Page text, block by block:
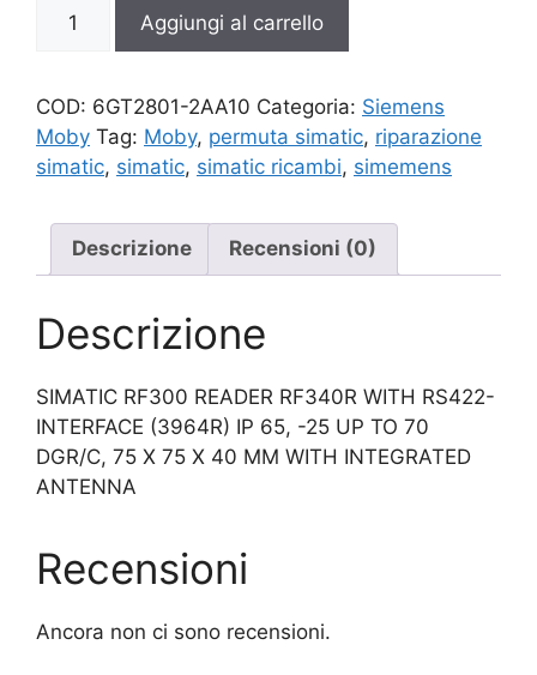
2AA10
Aggiungi al carrello
COD: 6GT2801-2AA10 Categoria: Siemens
Moby Tag: Moby, permuta simatic, riparazione
simatic, simatic, simatic ricambi, simemens
Descrizione Recensioni (0)
Descrizione
SIMATIC RF300 READER RF340R WITH RS422-
INTERFACE (3964R) IP 65, -25 UP TO 70
DGR/C, 75 X 75 X 40 MM WITH INTEGRATED
ANTENNA
Recensioni
Ancora non ci sono recensioni.